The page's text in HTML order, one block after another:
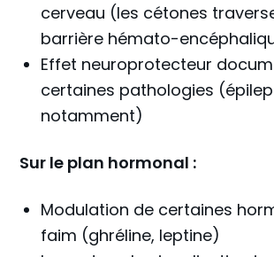
cerveau (les cétones
barrière hémato-
Effet neuroprotecteur
certaines pathologies
notamment)
Sur le plan hormonal :
Modulation de certaines
faim (ghréline, leptine)